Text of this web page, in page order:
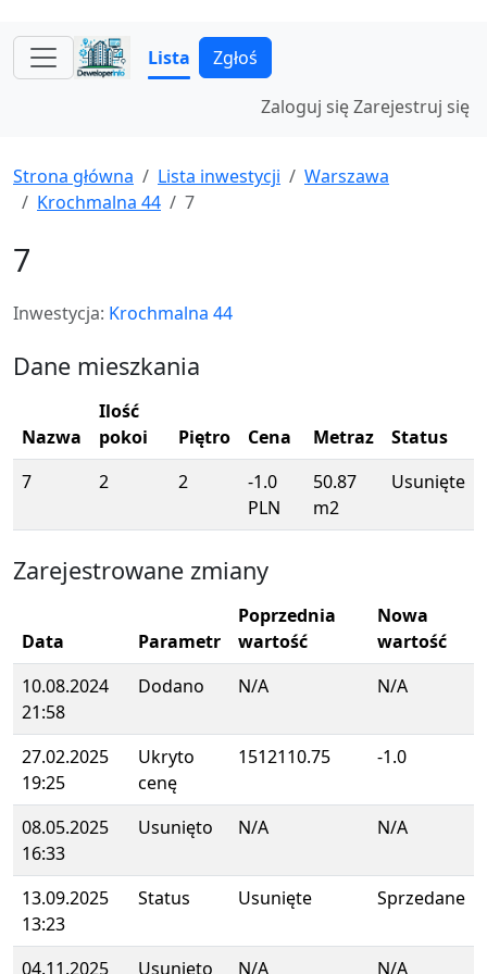
Lista Zgłoś
Zaloguj sięZarejestruj się
Strona główna Lista inwestycji
Warszawa
Krochmalna 44
7
7
Inwestycja: Krochmalna 44
Dane mieszkania
Nazwa
Ilość
pokoi
Piętro Cena Metraz
Status
7
2 2
-1.0
PLN
50.87
m2
Usunięte
Zarejestrowane zmiany
Data Parametr
Poprzednia
wartość
Nowa
wartość
10.08.2024
21:58
Dodano N/A N/A
27.02.2025
19:25
Ukryto
cenę
1512110.75 -1.0
08.05.2025
16:33
Usunięto N/A N/A
13.09.2025
13:23
Status Usunięte Sprzedane
04.11.2025 Usunięto N/A N/A